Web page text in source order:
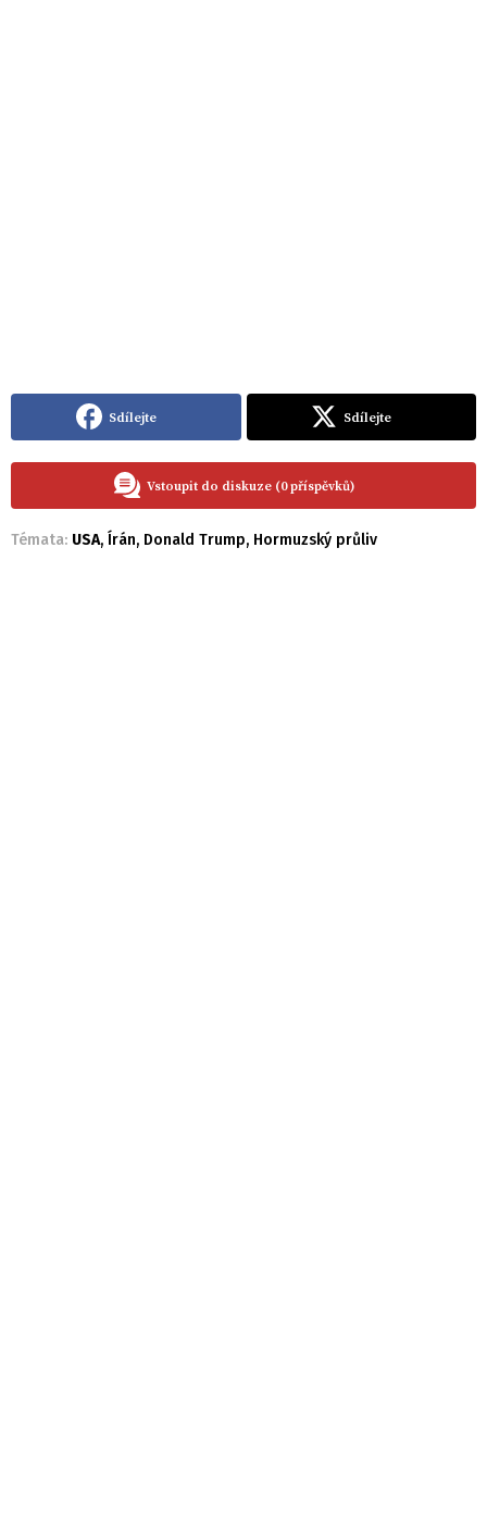
Sdílejte Sdílejte
Vstoupit do diskuze (0 příspěvků)
Témata: USA, Írán, Donald Trump, Hormuzský průliv